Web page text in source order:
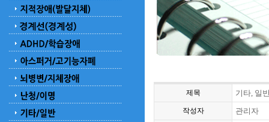
제목 기타, 일
작성자 관리자